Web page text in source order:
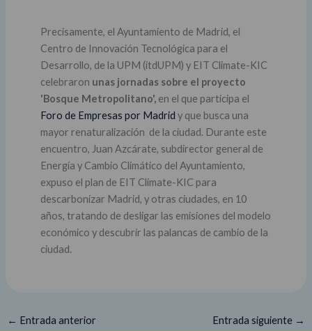
Precisamente, el Ayuntamiento de Madrid, el
Centro de Innovación Tecnológica para el
Desarrollo, de la UPM (itdUPM) y EIT Climate-KIC
celebraron unas jornadas sobre el proyecto
'Bosque Metropolitano', en el que participa el
Foro de Empresas por Madrid y que busca una
mayor renaturalización de la ciudad. Durante este
encuentro, Juan Azcárate, subdirector general de
Energía y Cambio Climático del Ayuntamiento,
expuso el plan de EIT Climate-KIC para
descarbonizar Madrid, y otras ciudades, en 10
años, tratando de desligar las emisiones del modelo
económico y descubrir las palancas de cambio de la
ciudad.
← Entrada anterior Entrada siguiente →